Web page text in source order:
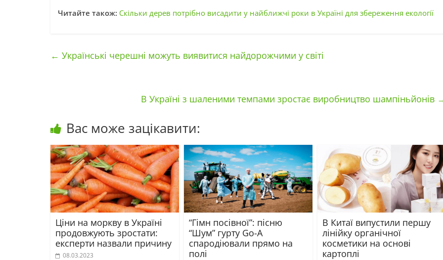
Читайте також: Скільки дерев потрібно висадити у найближчі роки в Україні для збереження екології
← Українські черешні можуть виявитися найдорожчими у світі
В Україні з шаленими темпами зростає виробництво шампіньйонів
Вас може зацікавити:
Ціни на моркву в Україні
продовжують зростати:
експерти назвали причину
08.03.2023
“Гімн посівної”: пісню
“Шум” гурту Go-A
спародіювали прямо на
полі
В Китаї випустили першу
лінійку органічної
косметики на основі
картоплі